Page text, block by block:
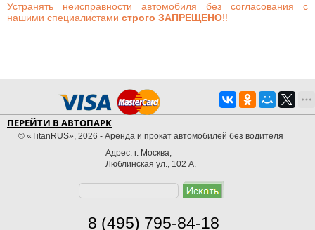
Устранять неисправности автомобиля без согласования с
нашими специалистами строго ЗАПРЕЩЕНО!!
ПЕРЕЙТИ В АВТОПАРК
© «TitanRUS», 2026 - Аренда и прокат автомобилей без водителя
Адрес: г. Москва,
Люблинская ул., 102 А.
8 (495) 795-84-18